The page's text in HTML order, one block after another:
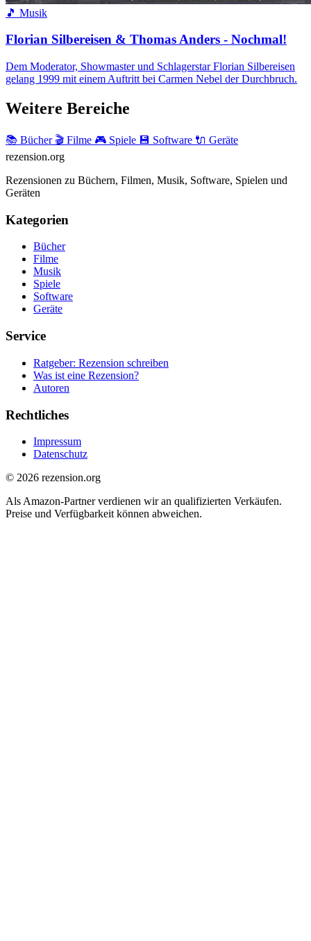
🎵 Musik
Florian Silbereisen & Thomas Anders - Nochmal!
Dem Moderator, Showmaster und Schlagerstar Florian Silbereisen
gelang 1999 mit einem Auftritt bei Carmen Nebel der Durchbruch.
Weitere Bereiche
📚 Bücher 🎬 Filme 🎮 Spiele 💾 Software 🔌 Geräte
rezension.org
Rezensionen zu Büchern, Filmen, Musik, Software, Spielen und
Geräten
Kategorien
Bücher
Filme
Musik
Spiele
Software
Geräte
Service
Ratgeber: Rezension schreiben
Was ist eine Rezension?
Autoren
Rechtliches
Impressum
Datenschutz
© 2026 rezension.org
Als Amazon-Partner verdienen wir an qualifizierten Verkäufen.
Preise und Verfügbarkeit können abweichen.